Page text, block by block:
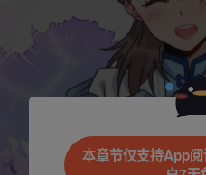
本章节仅支持App
是否前往腾